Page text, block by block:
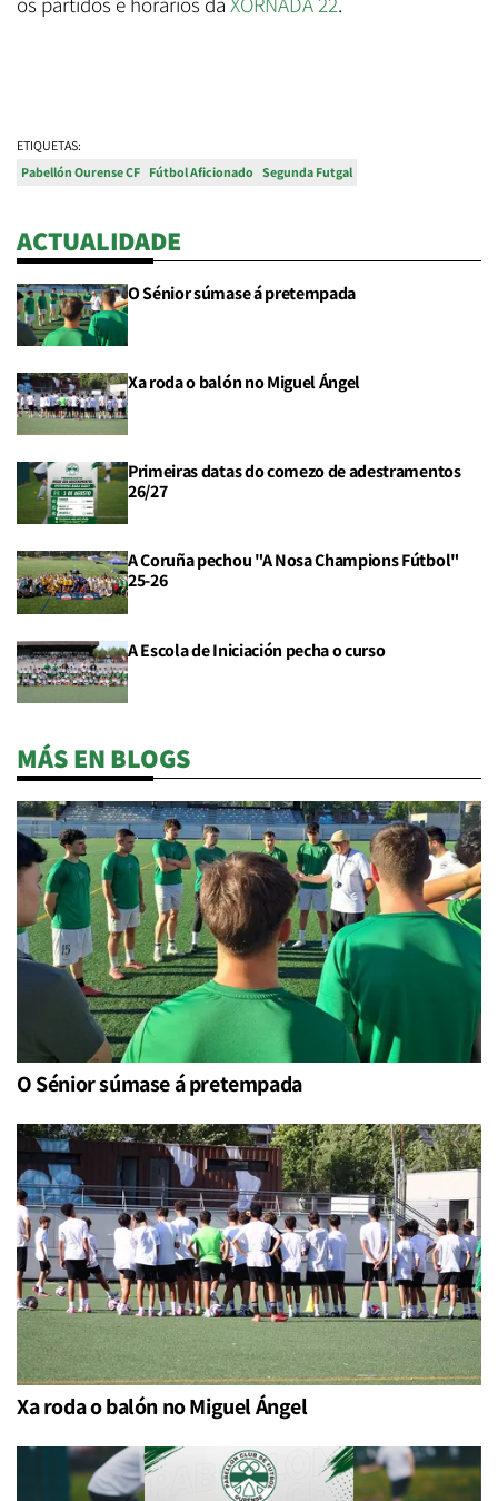
ETIQUETAS:
Pabellón Ourense CF Fútbol Aficionado Segunda Futgal
ACTUALIDADE
O Sénior súmase á pretempada
Xa roda o balón no Miguel Ángel
Primeiras datas do comezo de adestramentos
26/27
A Coruña pechou "A Nosa Champions Fútbol"
25-26
A Escola de Iniciación pecha o curso
MÁS EN BLOGS
O Sénior súmase á pretempada
Xa roda o balón no Miguel Ángel